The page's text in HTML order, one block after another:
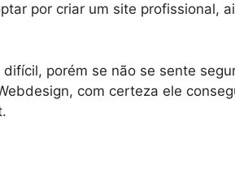
por criar um site profissional,
porém se não se sente
com certeza ele